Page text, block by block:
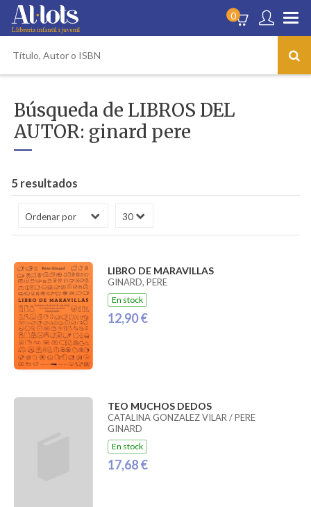
0
Búsqueda de LIBROS DEL
AUTOR: ginard pere
5 resultados
LIBRO DE MARAVILLAS
GINARD, PERE
En stock
12,90 €
TEO MUCHOS DEDOS
CATALINA GONZALEZ VILAR / PERE
GINARD
En stock
17,68 €